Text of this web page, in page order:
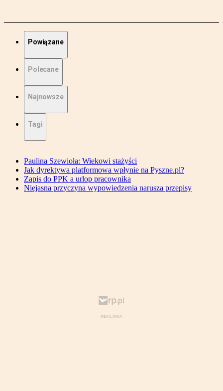
Powiązane
Polecane
Najnowsze
Tagi
Paulina Szewioła: Wiekowi stażyści
Jak dyrektywa platformowa wpłynie na Pyszne.pl?
Zapis do PPK a urlop pracownika
Niejasna przyczyna wypowiedzenia narusza przepisy